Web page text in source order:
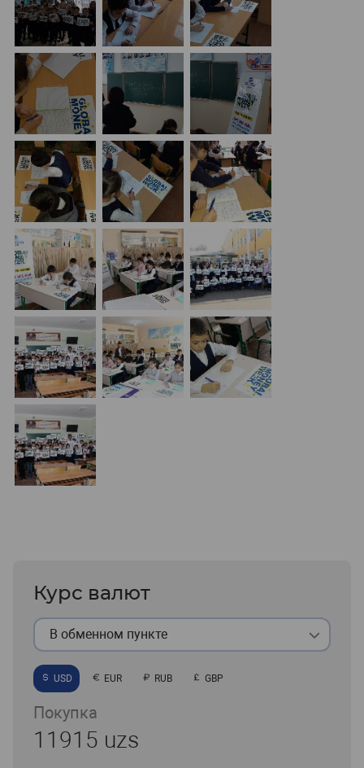
Курс валют
В обменном пункте
USD EUR RUB GBP
Покупка
11915 uzs